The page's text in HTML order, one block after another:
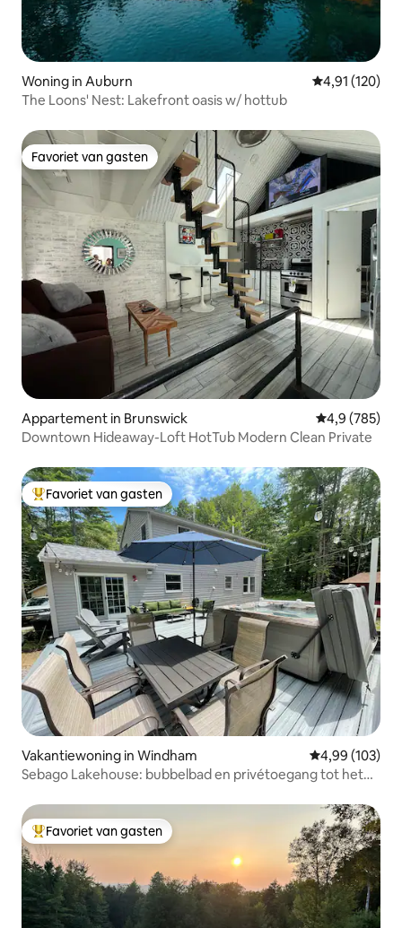
Woning in Auburn Gemiddelde
4,91 (120)
The Loons' Nest: Lakefront oasis w/ hottub
Favoriet van gasten
Favoriet van gasten
Appartement in Brunswick Gemiddelde
4,9 (785)
Downtown Hideaway-Loft HotTub Modern Clean Private
Topfavoriet van gasten
Favoriet van gasten
Vakantiewoning in Windham Gemiddelde
4,99 (103)
Sebago Lakehouse: bubbelbad en privétoegang tot het
Topfavoriet van gasten
Favoriet van gasten